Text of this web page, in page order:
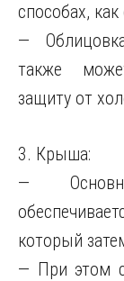
способах,
—
также
защиту от
3. Крыша:
—
который
— При этом